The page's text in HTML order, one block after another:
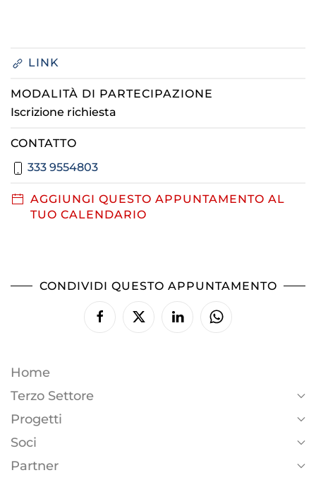
LINK
MODALITÀ DI PARTECIPAZIONE
Iscrizione richiesta
CONTATTO
333 9554803
AGGIUNGI QUESTO APPUNTAMENTO AL
TUO CALENDARIO
CONDIVIDI QUESTO APPUNTAMENTO
Home
Terzo Settore
Progetti
Soci
Partner